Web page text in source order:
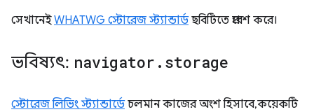
সেখানেইWHATWG স্টোরেজ স্ট্যান্ডার্ডছবিটিতে প্রবেশ করে।
ভবিষ্যৎ: navigator . storage
স্টোরেজ লিভিং স্ট্যান্ডার্ডেচলমান কাজের অংশ হিসাবে, কয়েকটি